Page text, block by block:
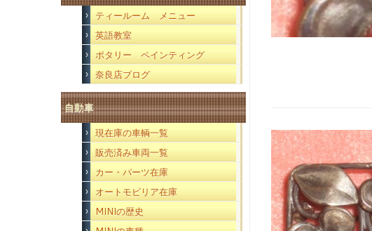
ティールーム メニュー
英語教室
ポタリー ペインティング
奈良店ブログ
自動車
現在庫の車輌一覧
販売済み車両一覧
カー・パーツ在庫
オートモビリア在庫
MINIの歴史